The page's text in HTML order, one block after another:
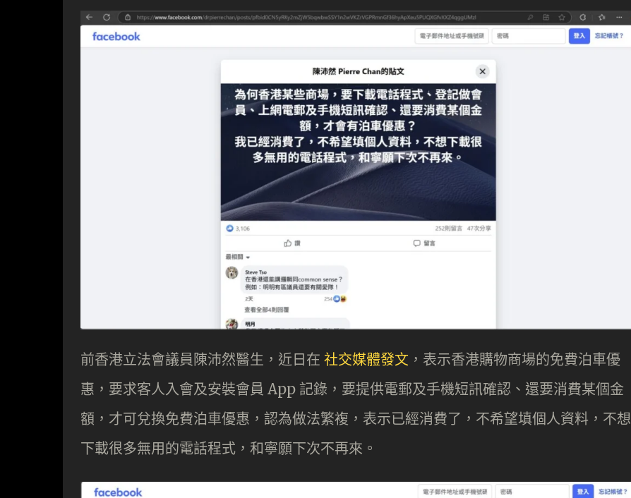
前香港立法會議員陳沛然醫生，近日在 社交媒體發文 ，表示香港購物商場的免費泊車優
惠，要求客人入會及安裝會員 App 記錄，要提供電郵及手機短訊確認、還要消費某個金
額，才可兌換免費泊車優惠，認為做法繁複，表示已經消費了，不希望填個人資料，不想
下載很多無用的電話程式，和寧願下次不再來。